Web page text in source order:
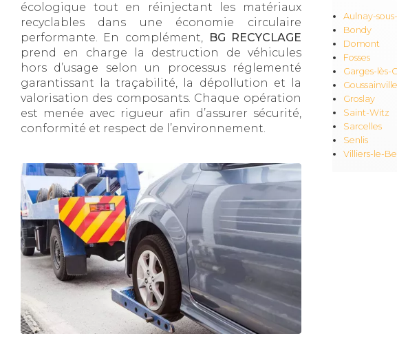
écologique tout en réinjectant les matériaux
recyclables dans une économie circulaire
performante. En complément,
BG RECYCLAGE
prend en charge la destruction de véhicules
hors d’usage selon un processus réglementé
garantissant la traçabilité, la dépollution et la
valorisation des composants. Chaque opération
est menée avec rigueur afin d’assurer sécurité,
conformité et respect de l’environnement.
Aulnay-
Bondy
Domont
Fosses
Garges-lès-
Goussainville
Groslay
Saint-Witz
Sarcelles
Senlis
Villiers-le-Bel